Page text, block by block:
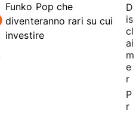
Funko Pop che
diventeranno rari su cui
investire
D
is
cl
ai
m
e
r
P
r